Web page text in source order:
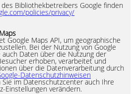
Bibliothekbetreibers Google finden
policies/privacy/
Google Maps API, um geographische
Bei der Nutzung von Google
auch Daten über die Nutzung der
erhoben, verarbeitet und
über die Datenverarbeitung durch
Datenschutzhinweisen
im Datenschutzcenter auch Ihre
Einstellungen verändern.